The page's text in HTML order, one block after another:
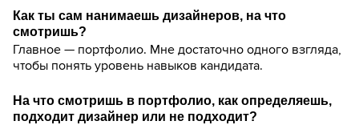
Как ты сам нанимаешь дизайнеров, на что
смотришь?
Главное — портфолио. Мне достаточно одного взгляда,
чтобы понять уровень навыков кандидата.
На что смотришь в портфолио, как определяешь,
подходит дизайнер или не подходит?